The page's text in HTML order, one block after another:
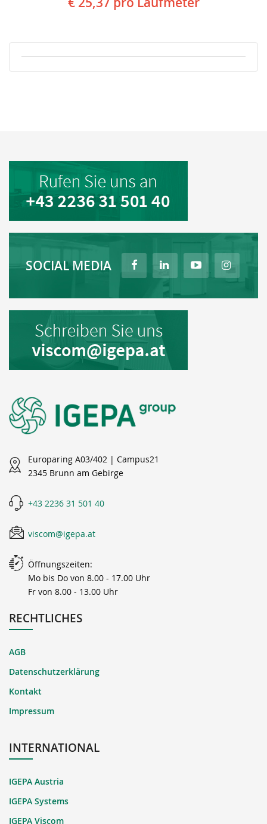
SOCIAL MEDIA
Europaring A03/402 | Campus21
2345 Brunn am Gebirge
+43 2236 31 501 40
viscom@igepa.at
Öffnungszeiten:
Mo bis Do von 8.00 - 17.00 Uhr
Fr von 8.00 - 13.00 Uhr
RECHTLICHES
AGB
Datenschutzerklärung
Kontakt
Impressum
INTERNATIONAL
IGEPA Austria
IGEPA Systems
IGEPA Viscom